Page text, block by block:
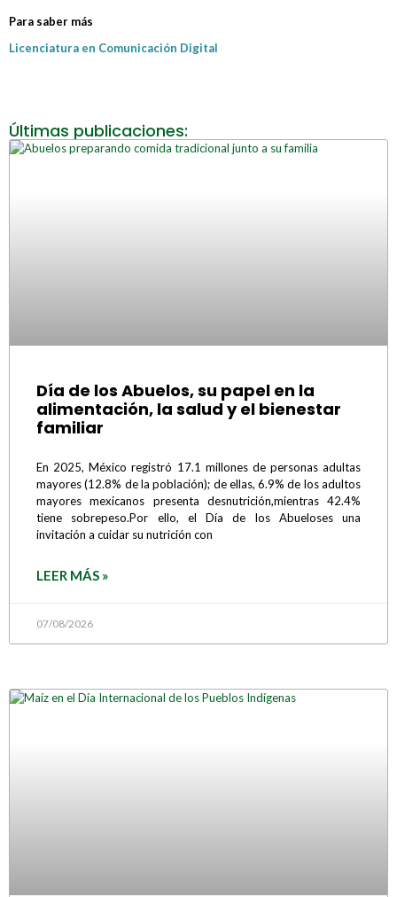
Para saber más
Licenciatura en Comunicación Digital
Últimas publicaciones:
Día de los Abuelos, su papel en la
alimentación, la salud y el bienestar
familiar
En 2025, México registró 17.1 millones de personas adultas
mayores (12.8% de la población); de ellas, 6.9% de los adultos
mayores mexicanos presenta desnutrición,mientras 42.4%
tiene sobrepeso.Por ello, el Día de los Abueloses una
invitación a cuidar su nutrición con
LEER MÁS »
07/08/2026